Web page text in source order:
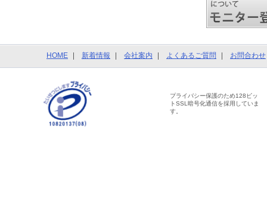
HOME 新着情報 会社案内 よくあるご質問 お問合わせ
プライバシー保護のため128ビッ
トSSL暗号化通信を採用していま
す。